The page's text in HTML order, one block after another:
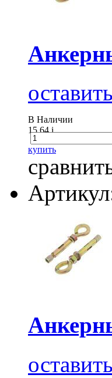
В Наличии
15.64i
купить